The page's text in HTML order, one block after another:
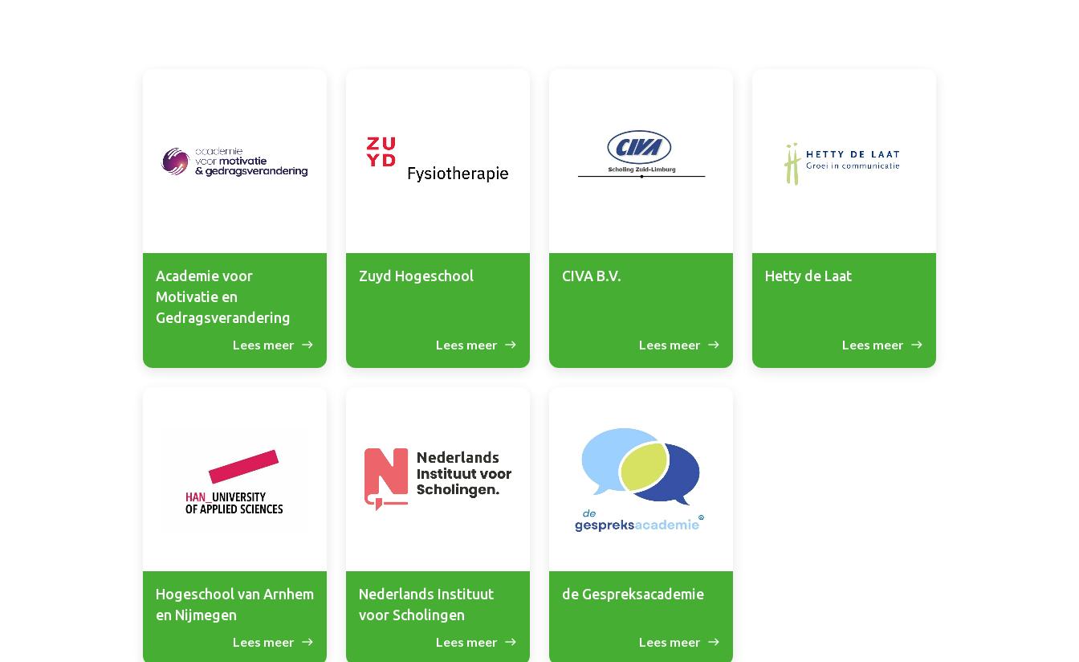
Academie voor
Motivatie en
Gedragsverandering
Lees meer
Zuyd Hogeschool
Lees meer
CIVA B.V.
Lees meer
Hetty de Laat
Lees meer
Hogeschool van Arnhem
en Nijmegen
Lees meer
Nederlands Instituut
voor Scholingen
Lees meer
de Gespreksacademie
Lees meer